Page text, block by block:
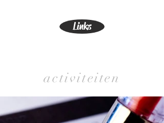
Links
activiteiten